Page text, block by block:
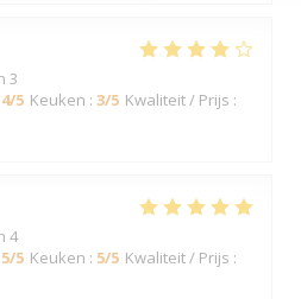
3
4/5 Keuken : 3/5 Kwaliteit / Prijs :
4
5/5 Keuken : 5/5 Kwaliteit / Prijs :